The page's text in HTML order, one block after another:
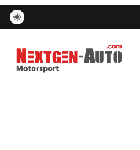
Nextgen-Auto.com